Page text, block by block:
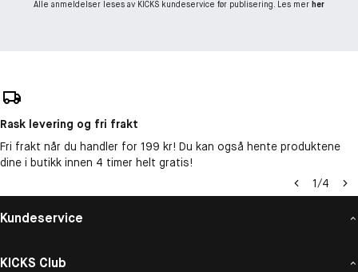
Polo 67 Eau de Toilette er mer enn en duft – det er et symbol
på ambisjon og suksess. Med sin perfekte balanse mellom
drevne, dristige og klare til å svare på kallet til storhet.
Alle anmeldelser leses av KICKS kundeservice før publisering. Les mer her
Rask levering og fri frakt
Fri frakt når du handler for 199 kr! Du kan også hente produktene
dine i butikk innen 4 timer helt gratis!
1/4
Kundeservice
KICKS Club